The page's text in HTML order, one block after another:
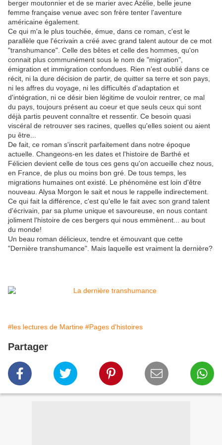
berger moutonnier et de se marier avec Azélie, belle jeune
femme française venue avec son frère tenter l'aventure
américaine également.
Ce qui m'a le plus touchée, émue, dans ce roman, c'est le
parallèle que l'écrivain a créé avec grand talent autour de ce mot
"transhumance". Celle des bêtes et celle des hommes, qu'on
connait plus communément sous le nom de "migration",
émigration et immigration confondues. Rien n'est oublié dans ce
récit, ni la dure décision de partir, de quitter sa terre et son pays,
ni les affres du voyage, ni les difficultés d'adaptation et
d'intégration, ni ce désir bien légitime de vouloir rentrer, ce mal
du pays, toujours présent au coeur et que seuls ceux qui sont
déjà partis peuvent connaître et ressentir. Ce besoin quasi
viscéral de retrouver ses racines, quelles qu'elles soient ou aient
pu être...
De fait, ce roman s'inscrit parfaitement dans notre époque
actuelle. Changeons-en les dates et l'histoire de Barthé et
Félicien devient celle de tous ces gens qu'on accueille chez nous,
en France, de plus ou moins bon gré. De tous temps, les
migrations humaines ont existé. Le phénomène est loin d'être
nouveau. Alysa Morgon le sait et nous le rappelle indirectement.
Ce qui fait la différence, c'est qu'elle le fait avec son grand talent
d'écrivain, par sa plume unique et savoureuse, en nous contant
joliment l'histoire de ces bergers qui nous emmènent... au bout
du monde!
Un beau roman délicieux, tendre et émouvant que cette
"Dernière transhumance". Mais laquelle est vraiment la dernière?
#les lectures de Martine #Pages d'histoires
Partager